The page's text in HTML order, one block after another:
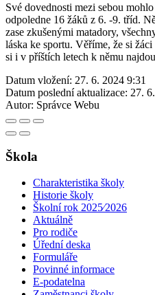
Své dovednosti mezi sebou
odpoledne 16 žáků z 6. -9. tříd.
zase zkušenými matadory,
láska ke sportu. Věříme, že si
si i v příštích letech k němu
Datum vložení: 27. 6. 2024 9:31
Datum poslední aktualizace: 27.
Autor: Správce Webu
Škola
Charakteristika školy
Historie školy
Školní rok 2025⁄2026
Aktuálně
Pro rodiče
Úřední deska
Formuláře
Povinné informace
E-podatelna